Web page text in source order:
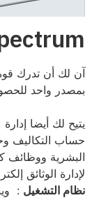
آن لك أن تدرك
بمصدر واحد
يتيح لك أيضا
حساب التكاليف
البشرية ووظائف
لإدارة الوثائق
نظام التشغيل: